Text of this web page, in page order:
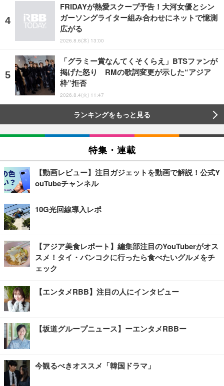
FRIDAYが熱愛スクープ予告！大河女優とシン
ガーソングライター組み合わせにネットで憶測
広がる
2026.8.6(木) 13:00
「グラミー賞なんてくそくらえ」BTSファンが
掲げた怒り RMの歌詞変更が示した“アジア
枠”拒否
2026.8.4(火) 11:47
ランキングをもっと見る
特集・連載
【動画レビュー】注目ガジェットを動画で解説！公式Y
ouTubeチャンネル
10G光回線導入レポ
【アジア美食レポート】編集部注目のYouTuberがオス
スメ！タイ・バンコクに行ったら食べたいグルメをチ
ェック
【エンタメRBB】注目の人にインタビュー
【坂道グループニュース】ーエンタメRBBー
今観るべきオススメ「韓国ドラマ」